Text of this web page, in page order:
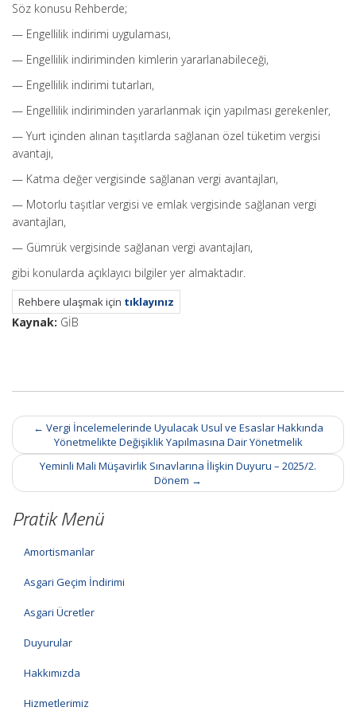
Söz konusu Rehberde;
— Engellilik indirimi uygulaması,
— Engellilik indiriminden kimlerin yararlanabileceği,
— Engellilik indirimi tutarları,
— Engellilik indiriminden yararlanmak için yapılması gerekenler,
— Yurt içinden alınan taşıtlarda sağlanan özel tüketim vergisi
avantajı,
— Katma değer vergisinde sağlanan vergi avantajları,
— Motorlu taşıtlar vergisi ve emlak vergisinde sağlanan vergi
avantajları,
— Gümrük vergisinde sağlanan vergi avantajları,
gibi konularda açıklayıcı bilgiler yer almaktadır.
Rehbere ulaşmak için tıklayınız
Kaynak: GİB
Post
navigation
← Vergi İncelemelerinde Uyulacak Usul ve Esaslar Hakkında
Yönetmelikte Değişiklik Yapılmasına Dair Yönetmelik
Yeminli Mali Müşavirlik Sınavlarına İlişkin Duyuru – 2025/2.
Dönem →
Pratik Menü
Amortismanlar
Asgari Geçim İndirimi
Asgari Ücretler
Duyurular
Hakkımızda
Hizmetlerimiz